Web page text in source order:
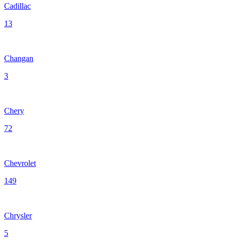
Cadillac
13
Changan
3
Chery
72
Chevrolet
149
Chrysler
5